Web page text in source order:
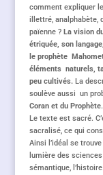
comment expliquer
illettré, analphabète,
païenne ? La vision
étriquée, son
le prophète
éléments naturels,
peu cultivés.La
soulève aussi un
Coran et du Prophète
Le texte est sacré.
sacralisé, ce qui
Ainsi l’idéal se
lumière des
sémantique,